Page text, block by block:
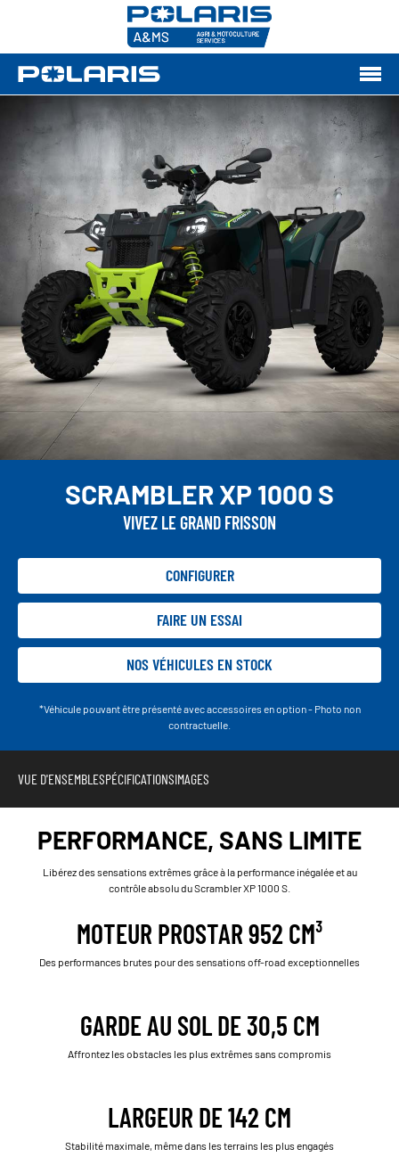
SCRAMBLER XP 1000 S
VIVEZ LE GRAND FRISSON
CONFIGURER
FAIRE UN ESSAI
NOS VÉHICULES EN STOCK
*Véhicule pouvant être présenté avec accessoires en option - Photo non
contractuelle.
VUE D'ENSEMBLESPÉCIFICATIONSIMAGES
PERFORMANCE, SANS LIMITE
Libérez des sensations extrêmes grâce à la performance inégalée et au
contrôle absolu du Scrambler XP 1000 S.
MOTEUR PROSTAR 952 CM³
Des performances brutes pour des sensations off-road exceptionnelles
GARDE AU SOL DE 30,5 CM
Affrontez les obstacles les plus extrêmes sans compromis
LARGEUR DE 142 CM
Stabilité maximale, même dans les terrains les plus engagés